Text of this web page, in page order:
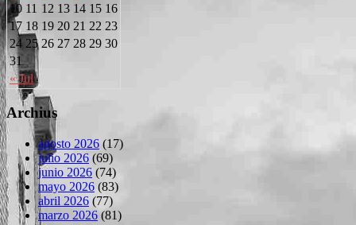
« Jul
10 11 12 13 14 15 16
17 18 19 20 21 22 23
24 25 26 27 28 29 30
31
Archius
agosto 2026 (17)
julio 2026 (69)
junio 2026 (74)
mayo 2026 (83)
abril 2026 (77)
marzo 2026 (81)